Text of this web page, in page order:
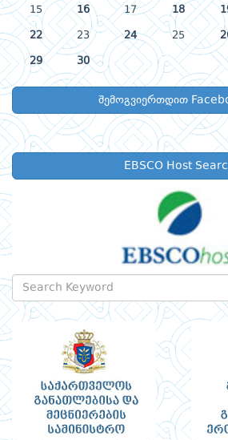
15 16 17 18
22 23 24 25
29 30
შემოგვიერთდით
EBSCO Host